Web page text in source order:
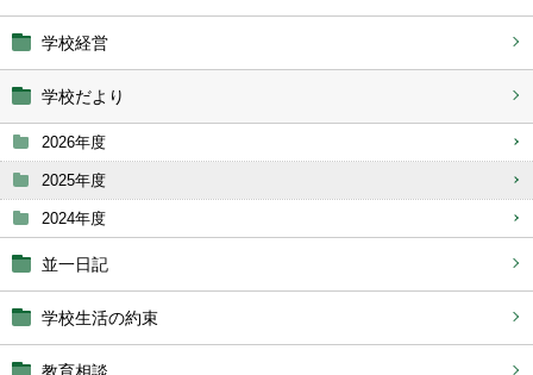
学校経営
学校だより
2026年度
2025年度
2024年度
並一日記
学校生活の約束